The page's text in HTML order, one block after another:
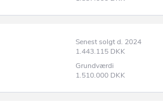
Senest solgt d. 2024
1.443.115 DKK
Grundværdi
1.510.000 DKK